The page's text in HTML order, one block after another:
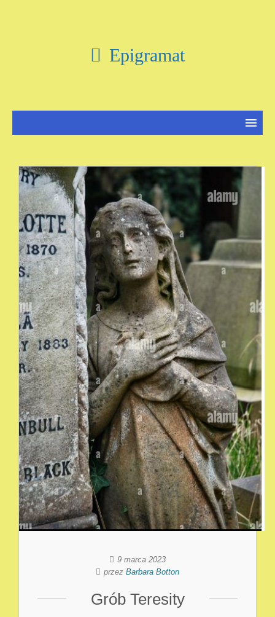
Epigramat
9 marca 2023
przez Barbara Botton
Grób Teresity